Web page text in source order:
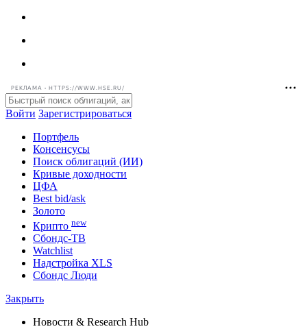
РЕКЛАМА • HTTPS://WWW.HSE.RU/
Войти Зарегистрироваться
Портфель
Консенсусы
Поиск облигаций (ИИ)
Кривые доходности
ЦФА
Best bid/ask
Золото
Крипто new
Watchlist
Сбондс Люди